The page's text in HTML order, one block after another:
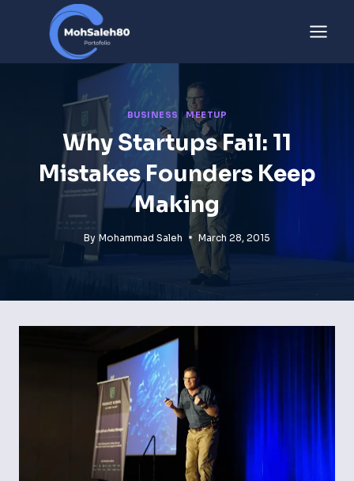
BUSINESS |MEETUP
Why Startups Fail: 11
Mistakes Founders Keep
Making
By Mohammad Saleh March 28, 2015